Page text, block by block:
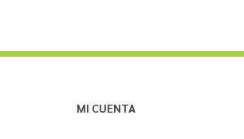
MI CUENTA